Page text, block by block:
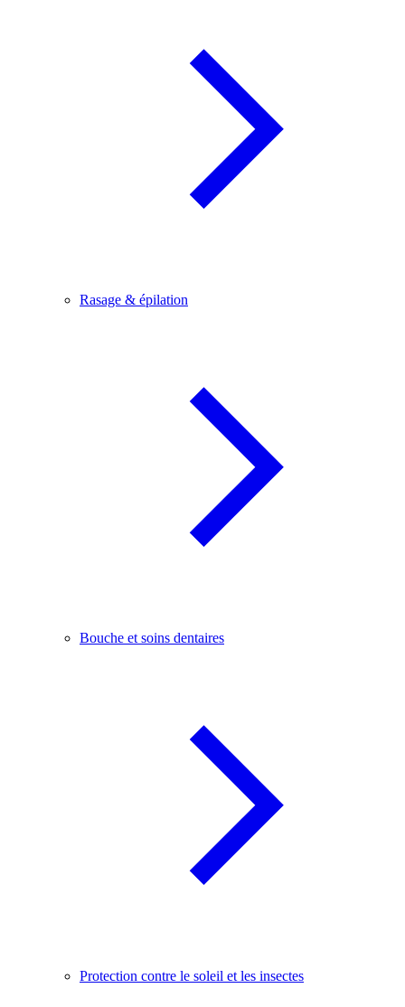
Rasage & épilation
Bouche et soins dentaires
Protection contre le soleil et les insectes